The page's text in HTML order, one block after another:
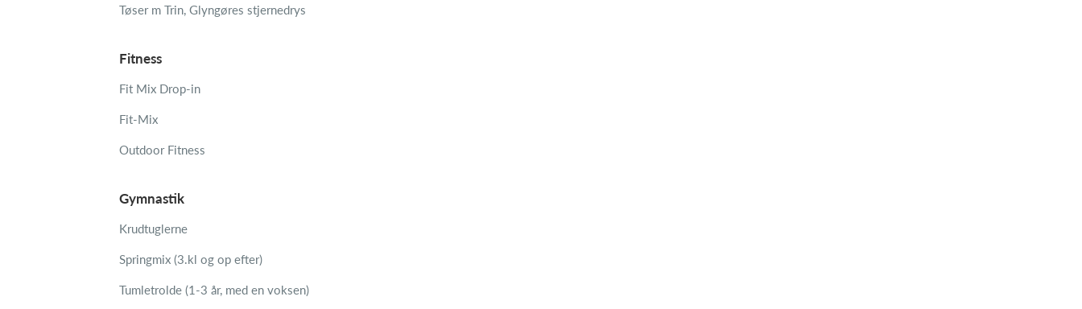
Tøser m Trin, Glyngøres stjernedrys
Fitness
Fit Mix Drop-in
Fit-Mix
Outdoor Fitness
Gymnastik
Krudtuglerne
Springmix (3.kl og op efter)
Tumletrolde (1-3 år, med en voksen)